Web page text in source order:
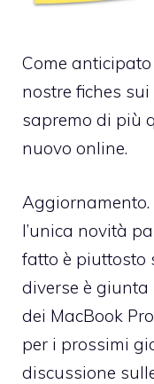
Come anticipato
nostre fiches sui
sapremo di più
nuovo online.
Aggiornamento.
l’unica novità
fatto è piuttosto
diverse è
dei MacBook
per i prossimi
discussione